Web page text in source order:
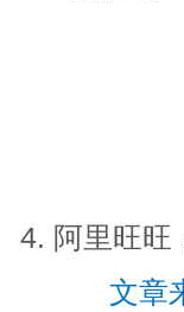
4. 阿里旺旺
文章